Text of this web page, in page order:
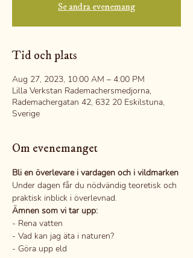
Se andra evenemang
Tid och plats
Aug 27, 2023, 10:00 AM – 4:00 PM
Lilla Verkstan Rademachersmedjorna,
Rademachergatan 42, 632 20 Eskilstuna,
Sverige
Om evenemanget
Bli en överlevare i vardagen och i vildmarken
Under dagen får du nödvändig teoretisk och
praktisk inblick i överlevnad.
Ämnen som vi tar upp:
- Rena vatten
- Vad kan jag äta i naturen?
- Göra upp eld